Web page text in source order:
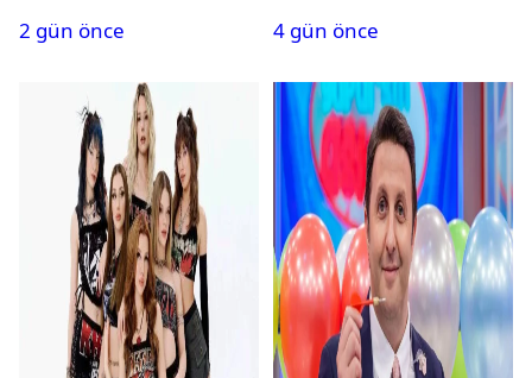
2 gün önce
açıklama geldi
4 gün önce